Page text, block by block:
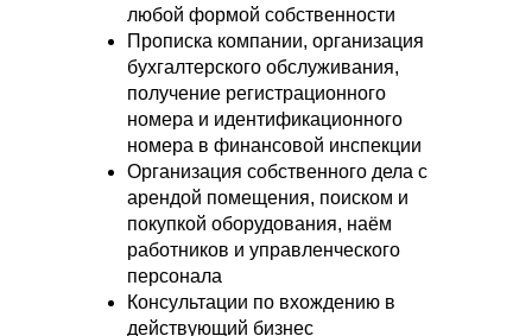
любой формой собственности
Прописка компании, организация
бухгалтерского обслуживания,
получение регистрационного
номера и идентификационного
номера в финансовой инспекции
Организация собственного дела с
арендой помещения, поиском и
покупкой оборудования, наём
работников и управленческого
персонала
Консультации по вхождению в
действующий бизнес